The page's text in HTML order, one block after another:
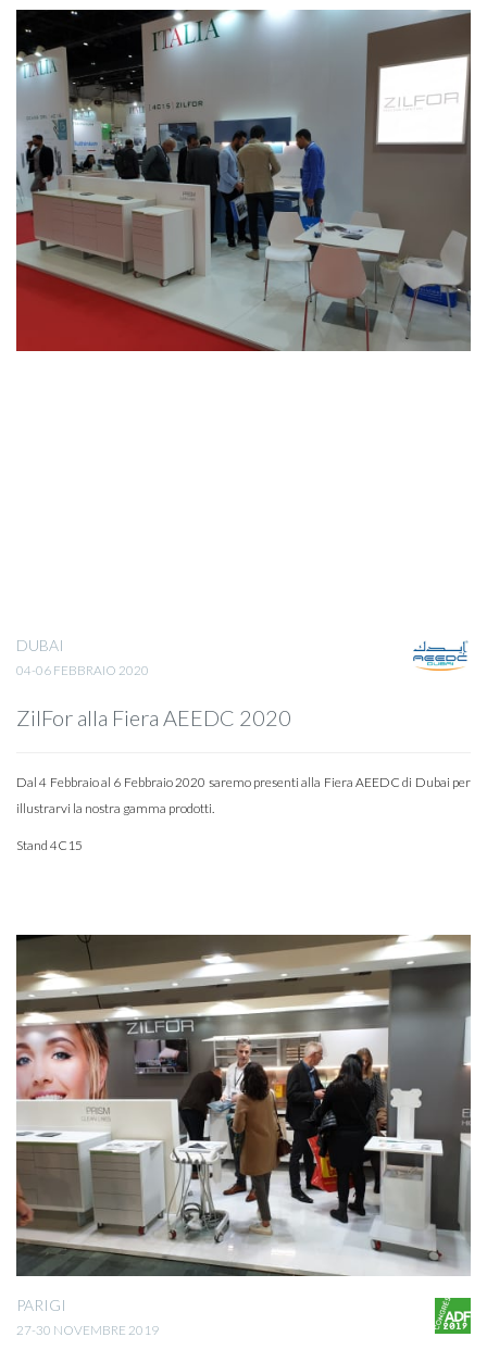
DUBAI
04-06 FEBBRAIO 2020
ZilFor alla Fiera AEEDC 2020
Dal 4 Febbraio al 6 Febbraio 2020 saremo presenti alla Fiera AEEDC di Dubai per
illustrarvi la nostra gamma prodotti.
Stand 4C15
PARIGI
27-30 NOVEMBRE 2019